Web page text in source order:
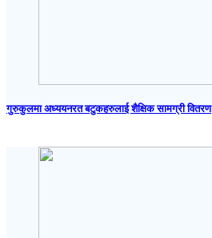
गुरुकुलमा अध्ययनरत बटुकहरुलाई शैक्षिक सामग्री वितरण